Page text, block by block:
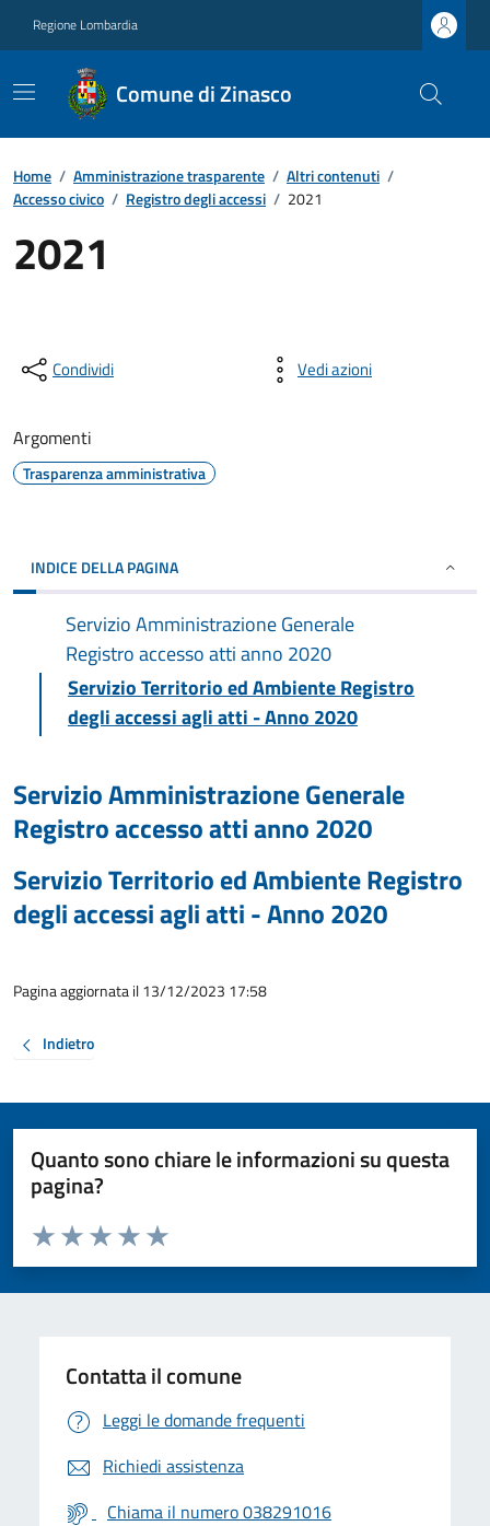
Regione Lombardia
Comune di Zinasco
Home / Amministrazione trasparente / Altri contenuti /
Accesso civico / Registro degli accessi / 2021
2021
Condividi Vedi azioni
Argomenti
Trasparenza amministrativa
INDICE DELLA PAGINA
Servizio Amministrazione Generale
Registro accesso atti anno 2020
Servizio Territorio ed Ambiente Registro
degli accessi agli atti - Anno 2020
Servizio Amministrazione Generale
Registro accesso atti anno 2020
Servizio Territorio ed Ambiente Registro
degli accessi agli atti - Anno 2020
Pagina aggiornata il 13/12/2023 17:58
Indietro
Quanto sono chiare le informazioni su questa
pagina?
Valuta da 1 a 5 stelle la pagina
Valuta 5 stelle su 5
Valuta 4 stelle su 5
Valuta 3 stelle su 5
Valuta 2 stelle su 5
Valuta 1 stelle su 5
Contatta il comune
Leggi le domande frequenti
Richiedi assistenza
Chiama il numero 038291016